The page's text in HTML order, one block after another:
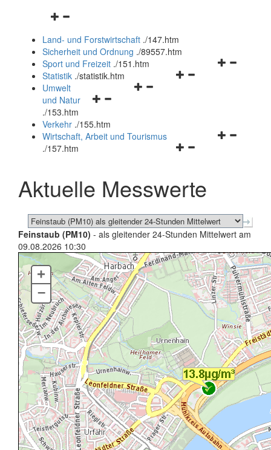
Navigationsmenü
und
schließen
Land- und Forstwirtschaft ./147.htm
Sicherheit und Ordnung ./89557.htm
Navigationsmenü
Sport und Freizeit ./151.htm
Navigationsmenü
Statistik ./statistik.htm
Navigationsmenü
und
schließen
Umwelt
und Natur
./153.htm
Verkehr ./155.htm
Navigationsmenü
schließen
Wirtschaft, Arbeit und Tourismus
./157.htm
Aktuelle Messwerte
Feinstaub (PM10) - als gleitender 24-Stunden Mittelwert am
09.08.2026 10:30
+
–